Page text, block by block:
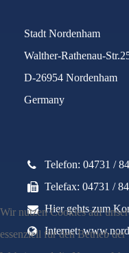
Stadt Nordenham
Walther-Rathenau-
D-26954 Nordenham
Germany
Telefon: 04731 /
Telefax: 04731 /
Hier gehts zum
Internet:
Wir nutzen Cookies auf
essenziell für den Betrieb